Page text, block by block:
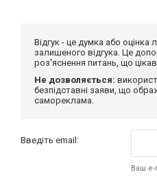
Відгук - це думка або
залишеного відгука. Це
роз'яснення питань, що
Не дозволяється:
безпідставні заяви, що
самореклама.
Введіть email:
Ваш e-